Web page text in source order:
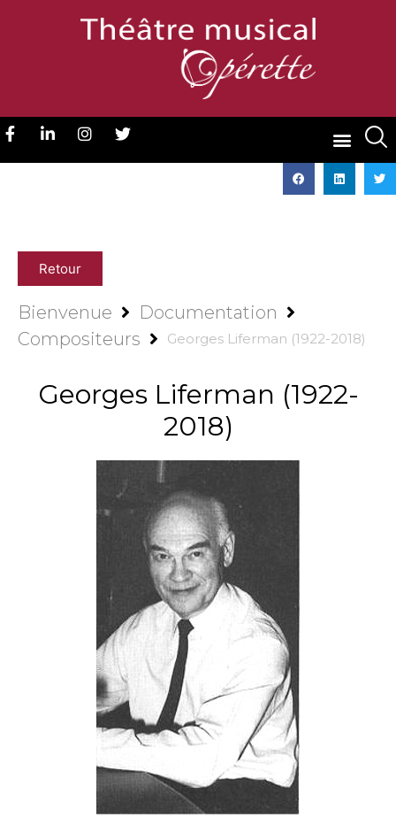
Retour
Bienvenue
Documentation
Compositeurs
Georges Liferman (1922-2018)
Georges Liferman (1922-
2018)